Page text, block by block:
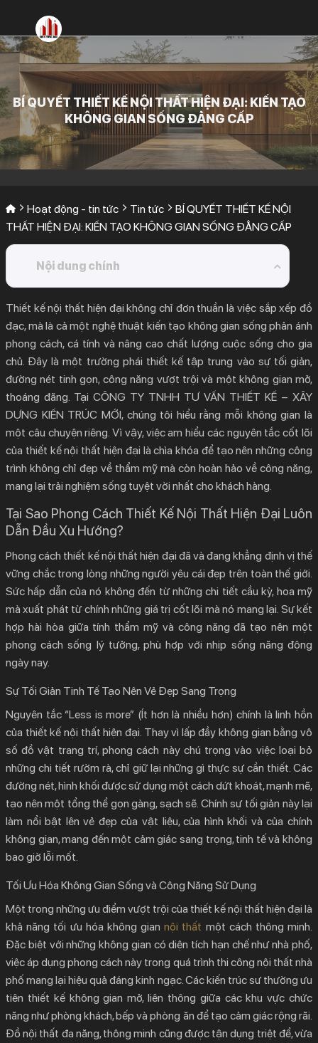
nội
dung
BÍ QUYẾT THIẾT KẾ NỘI THẤT HIỆN ĐẠI: KIẾN TẠO
KHÔNG GIAN SỐNG ĐẲNG CẤP
Hoạt động - tin tức Tin tức
BÍ QUYẾT THIẾT KẾ NỘI
THẤT HIỆN ĐẠI: KIẾN TẠO KHÔNG GIAN SỐNG ĐẲNG CẤP
Nội dung chính
Luôn Dẫn Đầu Xu Hướng?
1.1.
Sự Tối Giản Tinh Tế Tạo Nên Vẻ Đẹp Sang Trọng
1.2. Tối Ưu Hóa Không Gian Sống và Công Năng Sử Dụng
1.3. Sự Linh Hoạt và Khả Năng Thể Hiện Dấu Ấn Cá Nhân
2. Những Nguyên Tắc Vàng Cần Nắm Vững Khi
Thiết Kế Nội Thất Hiện Đại
2.1. Bảng Màu Trung Tính Làm Chủ Đạo
Tận Dụng Tối Đa Ánh Sáng Tự Nhiên
2.3. Sự Kết Hợp Giữa Vật Liệu Tự Nhiên và Công Nghiệp
3. CÔNG TY TNHH TƯ VẤN THIẾT KẾ – XÂY DỰNG
KIẾN TRÚC MỚI: Hiện Thực Hóa Không Gian Sống
Đẳng Cấp
4. Chìa Khóa Mở Cửa Tương Lai: Nơi Phong Cách
Sống Bắt Đầu
Thiết kế nội thất hiện đại không chỉ đơn thuần là việc sắp xếp đồ
đạc, mà là cả một nghệ thuật kiến tạo không gian sống phản ánh
phong cách, cá tính và nâng cao chất lượng cuộc sống cho gia
chủ. Đây là một trường phái thiết kế tập trung vào sự tối giản,
đường nét tinh gọn, công năng vượt trội và một không gian mở,
thoáng đãng. Tại CÔNG TY TNHH TƯ VẤN THIẾT KẾ – XÂY
DỰNG KIẾN TRÚC MỚI, chúng tôi hiểu rằng mỗi không gian là
một câu chuyện riêng. Vì vậy, việc am hiểu các nguyên tắc cốt lõi
của thiết kế nội thất hiện đại là chìa khóa để tạo nên những công
trình không chỉ đẹp về thẩm mỹ mà còn hoàn hảo về công năng,
mang lại trải nghiệm sống tuyệt vời nhất cho khách hàng.
Tại Sao Phong Cách Thiết Kế Nội Thất Hiện Đại Luôn
Dẫn Đầu Xu Hướng?
Phong cách thiết kế nội thất hiện đại đã và đang khẳng định vị thế
vững chắc trong lòng những người yêu cái đẹp trên toàn thế giới.
Sức hấp dẫn của nó không đến từ những chi tiết cầu kỳ, hoa mỹ
mà xuất phát từ chính những giá trị cốt lõi mà nó mang lại. Sự kết
hợp hài hòa giữa tính thẩm mỹ và công năng đã tạo nên một
phong cách sống lý tưởng, phù hợp với nhịp sống năng động
ngày nay.
Sự Tối Giản Tinh Tế Tạo Nên Vẻ Đẹp Sang Trọng
Nguyên tắc “Less is more” (Ít hơn là nhiều hơn) chính là linh hồn
của thiết kế nội thất hiện đại . Thay vì lấp đầy không gian bằng vô
số đồ vật trang trí, phong cách này chú trọng vào việc loại bỏ
những chi tiết rườm rà, chỉ giữ lại những gì thực sự cần thiết. Các
đường nét, hình khối được sử dụng một cách dứt khoát, mạnh mẽ,
tạo nên một tổng thể gọn gàng, sạch sẽ. Chính sự tối giản này lại
làm nổi bật lên vẻ đẹp của vật liệu, của hình khối và của chính
không gian, mang đến một cảm giác sang trọng, tinh tế và không
bao giờ lỗi mốt.
Tối Ưu Hóa Không Gian Sống và Công Năng Sử Dụng
Một trong những ưu điểm vượt trội của thiết kế nội thất hiện đại là
khả năng tối ưu hóa không giannội thất một cách thông minh.
Đặc biệt với những không gian có diện tích hạn chế như nhà phố,
việc áp dụng phong cách này trong quá trình thi công nội thất nhà
phố mang lại hiệu quả đáng kinh ngạc. Các kiến trúc sư thường ưu
tiên thiết kế không gian mở, liên thông giữa các khu vực chức
năng như phòng khách, bếp và phòng ăn để tạo cảm giác rộng rãi.
Đồ nội thất đa năng, thông minh cũng được tận dụng triệt để, vừa